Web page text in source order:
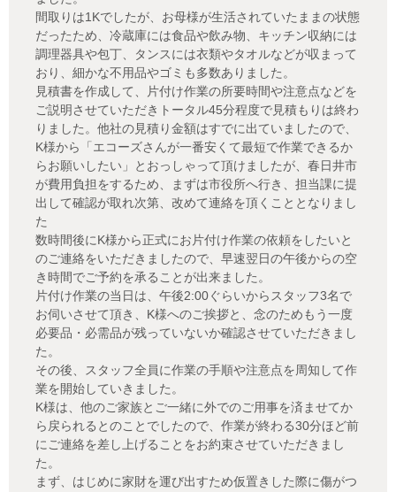
間取りは1Kでしたが、お母様が生活されていたままの状態
だったため、冷蔵庫には食品や飲み物、キッチン収納には
調理器具や包丁、タンスには衣類やタオルなどが収まって
おり、細かな不用品やゴミも多数ありました。
見積書を作成して、片付け作業の所要時間や注意点などを
ご説明させていただきトータル45分程度で見積もりは終わ
りました。他社の見積り金額はすでに出ていましたので、
K様から「エコーズさんが一番安くて最短で作業できるか
らお願いしたい」とおっしゃって頂けましたが、春日井市
が費用負担をするため、まずは市役所へ行き、担当課に提
出して確認が取れ次第、改めて連絡を頂くこととなりまし
た
数時間後にK様から正式にお片付け作業の依頼をしたいと
のご連絡をいただきましたので、早速翌日の午後からの空
き時間でご予約を承ることが出来ました。
片付け作業の当日は、午後2:00ぐらいからスタッフ3名で
お伺いさせて頂き、K様へのご挨拶と、念のためもう一度
必要品・必需品が残っていないか確認させていただきまし
た。
その後、スタッフ全員に作業の手順や注意点を周知して作
業を開始していきました。
K様は、他のご家族とご一緒に外でのご用事を済ませてか
ら戻られるとのことでしたので、作業が終わる30分ほど前
にご連絡を差し上げることをお約束させていただきまし
た。
まず、はじめに家財を運び出すため仮置きした際に傷がつ